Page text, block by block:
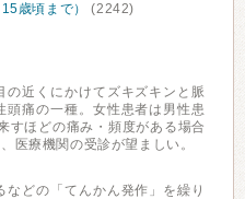
歳頃まで） (2242)
の近くにかけてズキズキンと脈
痛の一種。女性患者は男性患
すほどの痛み・頻度がある場合
医療機関の受診が望ましい。
どの「てんかん発作」を繰り